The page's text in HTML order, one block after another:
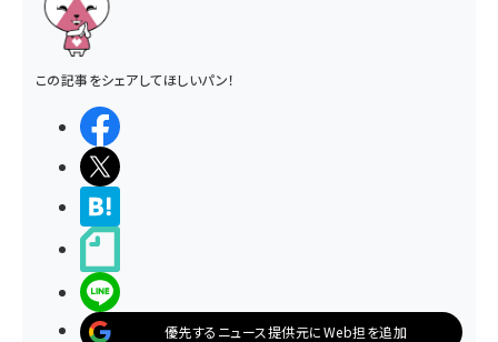
この記事をシェアしてほしいパン！
優先するニュース提供元にWeb担を追加